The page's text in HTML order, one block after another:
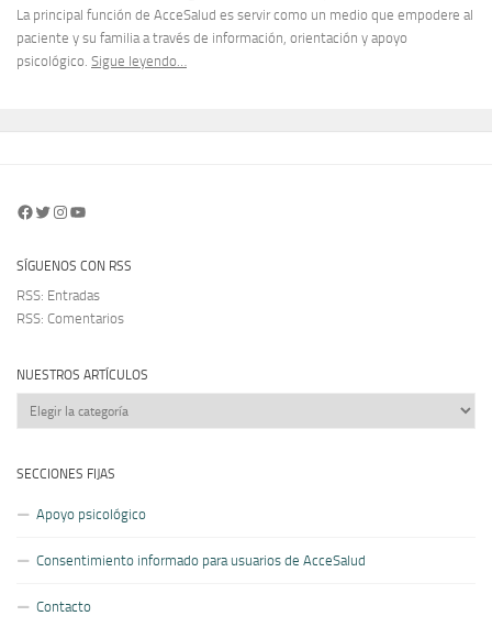
La principal función de AcceSalud es servir como un medio que empodere al
paciente y su familia a través de información, orientación y apoyo
psicológico. Sigue leyendo…
Facebook
Twitter
Instagram
YouTube
SÍGUENOS CON RSS
RSS: Entradas
RSS: Comentarios
NUESTROS ARTÍCULOS
Nuestros
artículos
SECCIONES FIJAS
Apoyo psicológico
Consentimiento informado para usuarios de AcceSalud
Contacto